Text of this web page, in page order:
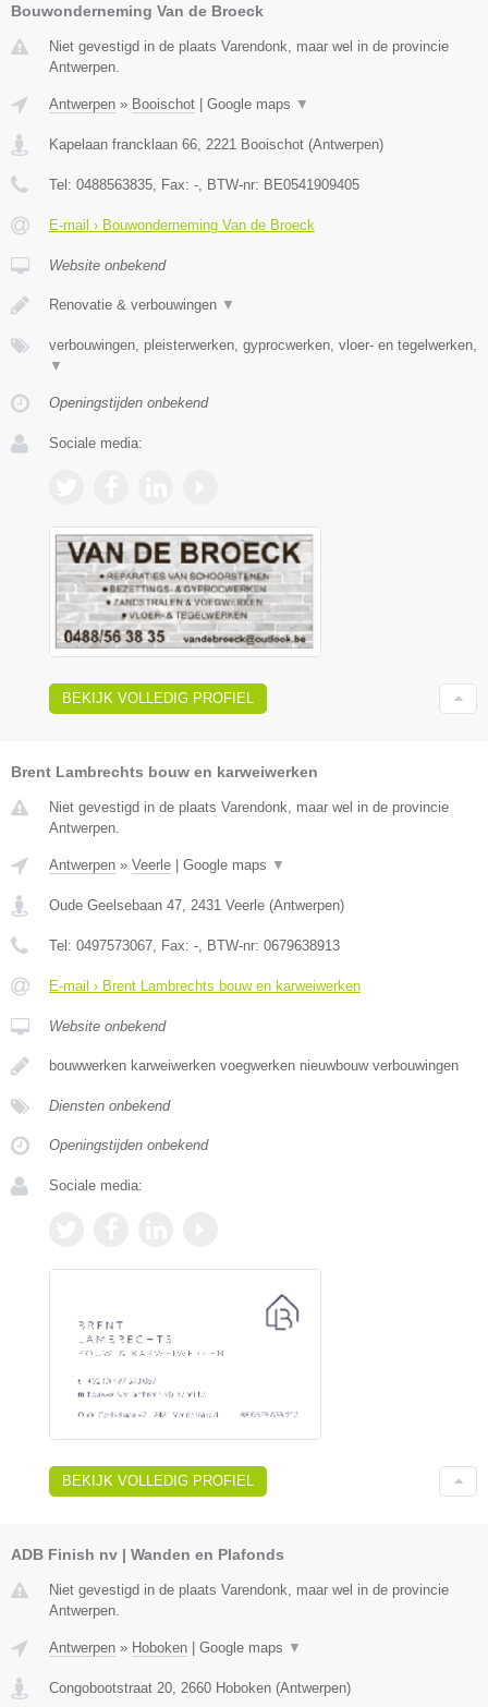
Bouwonderneming Van de Broeck
Niet gevestigd in de plaats Varendonk, maar wel in de provincie
Antwerpen.
Antwerpen » Booischot | Google maps ▼
Kapelaan francklaan 66 2221 Booischot (Antwerpen)
Tel: 0488563835 , Fax: - , BTW-nr: BE0541909405
E-mail › Bouwonderneming Van de Broeck
Website onbekend
Renovatie & verbouwingen ▼
verbouwingen, pleisterwerken, gyprocwerken, vloer- en tegelwerken,
▼
Openingstijden onbekend
Sociale media:
BEKIJK VOLLEDIG PROFIEL
Brent Lambrechts bouw en karweiwerken
Niet gevestigd in de plaats Varendonk, maar wel in de provincie
Antwerpen.
Antwerpen » Veerle | Google maps ▼
Oude Geelsebaan 47 2431 Veerle (Antwerpen)
Tel: 0497573067 , Fax: - , BTW-nr: 0679638913
E-mail › Brent Lambrechts bouw en karweiwerken
Website onbekend
bouwwerken karweiwerken voegwerken nieuwbouw verbouwingen
Diensten onbekend
Openingstijden onbekend
Sociale media:
BEKIJK VOLLEDIG PROFIEL
ADB Finish nv | Wanden en Plafonds
Niet gevestigd in de plaats Varendonk, maar wel in de provincie
Antwerpen.
Antwerpen » Hoboken Google maps ▼
Congobootstraat 20, 2660 Hoboken (Antwerpen)